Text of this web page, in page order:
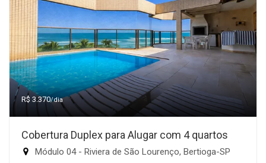
R$ 3.370/dia
Cobertura Duplex para Alugar com 4 quartos
Módulo 04 - Riviera de São Lourenço, Bertioga-SP